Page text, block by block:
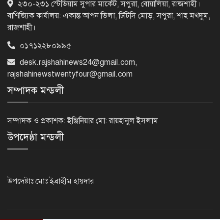
পুনঃপ্রতিষ্ঠার দিন: প্রধানমন্ত্রী
ফাইনালে সান্তোস
২৩০-২৩১ স্টেডিয়াম সুপার মার্কেট, সপুরা, বোয়ালিয়া, রাজশাহী।
বাণিজ্যিক কার্যালয়: একান্ত আপন ভিলা, টিটিসি মোড়, সপুরা, শাহ মখদুম,
রাজশাহী।
০১৭১২২৮০৯৯৫
desk.rajshahinews24@gmail.com,
rajshahinewstwentyfour@gmail.com
সম্পাদক মন্ডলী
সম্পাদক ও প্রকাশক: ইঞ্জিনিয়ার মো: রায়হানুল ইসলাম
উপদেষ্ঠা মন্ডলী
উপদেষ্টাঃ মোঃ ইব্রাহীম হায়দার